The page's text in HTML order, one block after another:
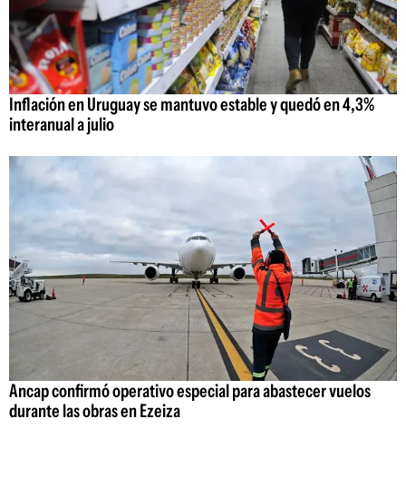
Inflación en Uruguay se mantuvo estable y quedó en 4,3%
interanual a julio
Ancap confirmó operativo especial para abastecer vuelos
durante las obras en Ezeiza